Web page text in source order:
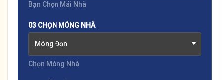
Bạn Chọn Mái Nhà
03 CHỌN MÓNG NHÀ
Móng Đơn
Chọn Móng Nhà